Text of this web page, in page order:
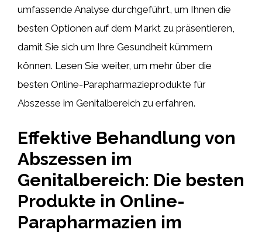
umfassende Analyse durchgeführt, um Ihnen die
besten Optionen auf dem Markt zu präsentieren,
damit Sie sich um Ihre Gesundheit kümmern
können. Lesen Sie weiter, um mehr über die
besten Online-Parapharmazieprodukte für
Abszesse im Genitalbereich zu erfahren.
Effektive Behandlung von
Abszessen im
Genitalbereich: Die besten
Produkte in Online-
Parapharmazien im